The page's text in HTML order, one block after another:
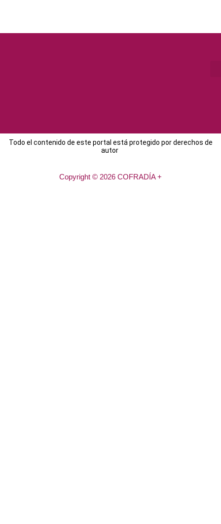
Todo el contenido de este portal está protegido por derechos de
autor
Copyright © 2026 COFRADÍA +